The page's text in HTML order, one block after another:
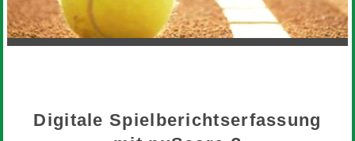
Digitale Spielberichtserfassung